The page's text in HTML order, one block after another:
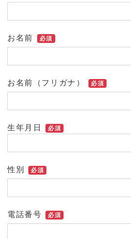
お名前 必須
お名前（フリガナ） 必須
生年月日 必須
性別 必須
電話番号 必須